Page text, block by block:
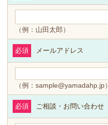
（例：山田太郎）
メールアドレス
必須
（例：sample@yamadahp.jp）
ご相談・お問い合わせ
必須